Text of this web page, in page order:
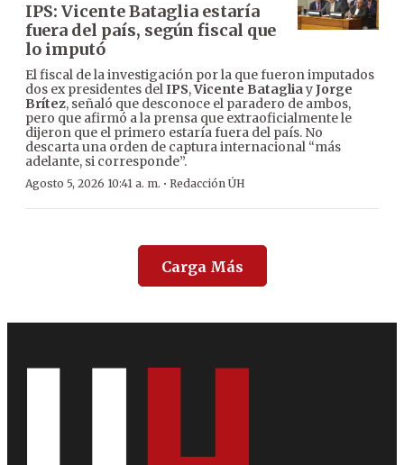
IPS: Vicente Bataglia estaría
fuera del país, según fiscal que
lo imputó
El fiscal de la investigación por la que fueron imputados
dos ex presidentes delIPS,Vicente BatagliayJorge
Brítez, señaló que desconoce el paradero de ambos,
pero que afirmó a la prensa que extraoficialmente le
dijeron que el primero estaría fuera del país. No
descarta una orden de captura internacional “más
adelante, si corresponde”.
Agosto 5, 2026 10:41 a. m. · Redacción ÚH
Carga Más